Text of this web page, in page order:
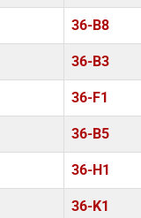
36-B8
36-B3
36-F1
36-B5
36-H1
36-K1